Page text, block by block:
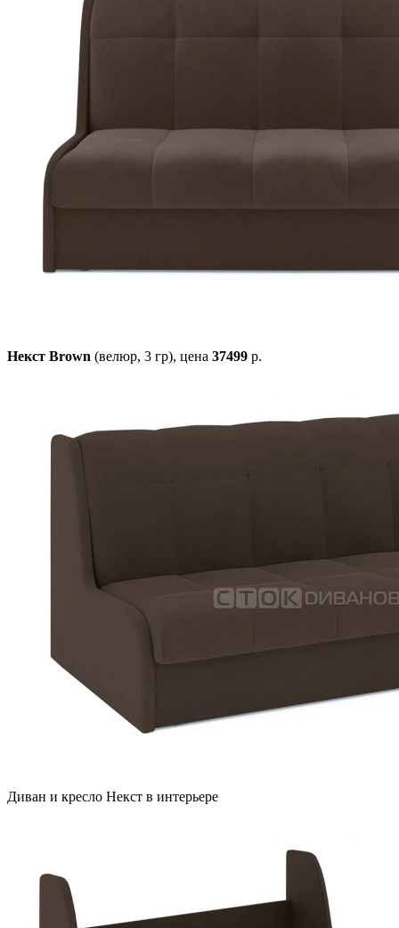
Некст Brown (велюр, 3 гр), цена 37499 р.
Диван и кресло Некст в интерьере